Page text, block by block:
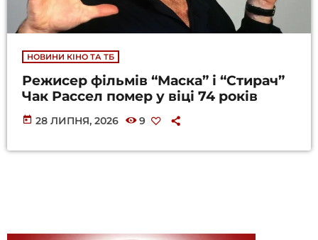
НОВИНИ КІНО ТА ТБ
Режисер фільмів “Маска” і “Стирач”
Чак Рассел помер у віці 74 років
today 28 ЛИПНЯ, 2026 9